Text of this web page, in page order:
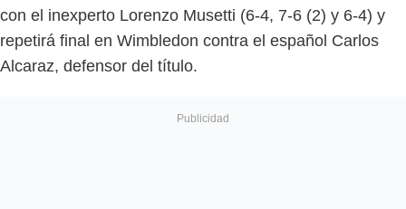
con el inexperto Lorenzo Musetti (6-4, 7-6 (2) y 6-4) y
repetirá final en Wimbledon contra el español Carlos
Alcaraz, defensor del título.